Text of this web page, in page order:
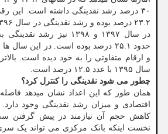
حدود ۲۵.۱ درصد بوده است. در این سال
و ارقام متفاوتی را به خود دیده است.
سال ۱۳۹۵ با عدد ۱۲.۵ درصد است.
چطور می شود نقدینگی را کنترل کرد؟
همان طور که این اعداد نشان میدهد
اقتصادی و میزان رشد نقدینگی وجود
کاهش حجم آن نیازمند در پیش گرفتن
نخست اینکه بانک مرکزی می تواند یک